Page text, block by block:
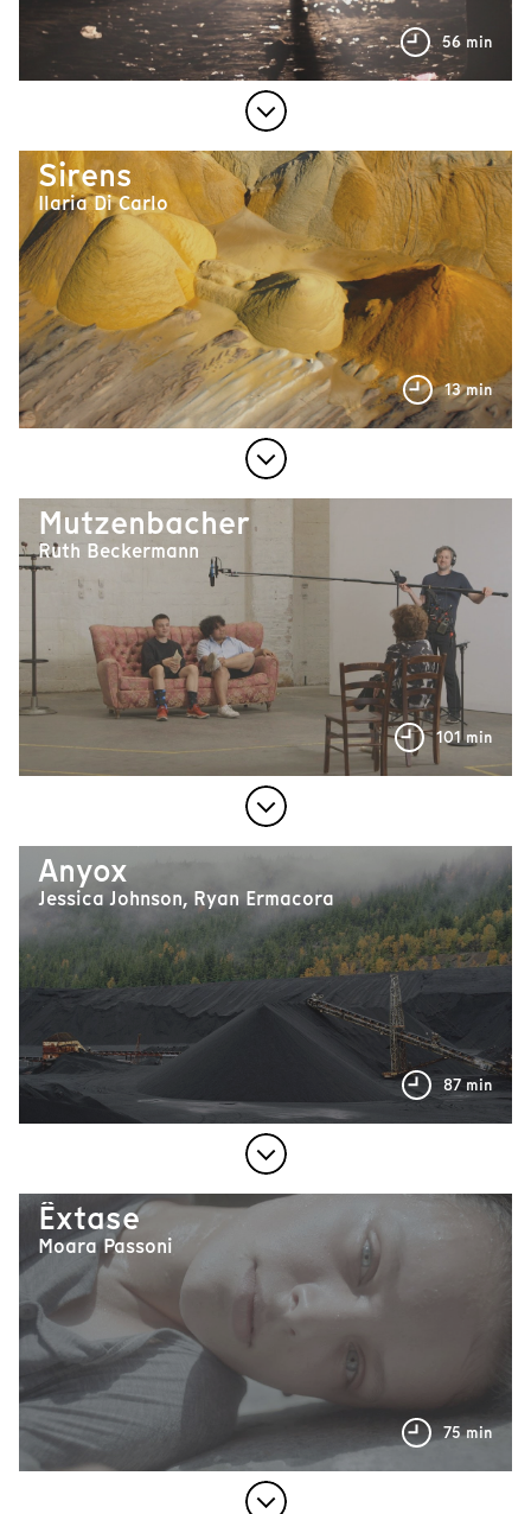
56 min
Sirens
Ilaria Di Carlo
13 min
Mutzenbacher
Ruth Beckermann
101 min
Anyox
Jessica Johnson, Ryan Ermacora
87 min
Êxtase
Moara Passoni
75 min